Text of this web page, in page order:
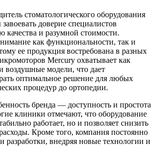
стоматологического оборудования
доверие специалистов
качества и разумной стоимости.
как функциональности, так и
ее продукция востребована в разных
Mercury охватывает как
воздушные модели, что дает
оптимальное решение для любых
процедур до ортопедии.
бренда — доступность и простота
клиники отмечают, что оборудование
работает, но и позволяет снизить
Кроме того, компания постоянно
разработки, внедряя новые технологии и